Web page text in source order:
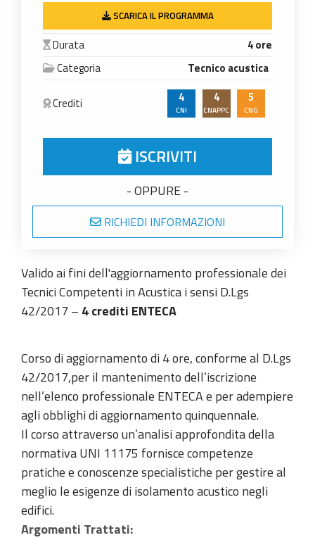
SCARICA IL PROGRAMMA
Durata
4 ore
Categoria
Tecnico acustica
Crediti 4
CNI
4
CNAPPC
5
CNG
ISCRIVITI
- OPPURE -
RICHIEDI INFORMAZIONI
Valido ai fini dell'aggiornamento professionale dei
Tecnici Competenti in Acustica i sensi D.Lgs
42/2017 – 4 crediti ENTECA
Corso di aggiornamento di 4 ore, conforme al D.Lgs
42/2017,per il mantenimento dell’iscrizione
nell’elenco professionale ENTECA e per adempiere
agli obblighi di aggiornamento quinquennale.
Il corso attraverso un’analisi approfondita della
normativa UNI 11175 fornisce competenze
pratiche e conoscenze specialistiche per gestire al
meglio le esigenze di isolamento acustico negli
edifici.
Argomenti Trattati: